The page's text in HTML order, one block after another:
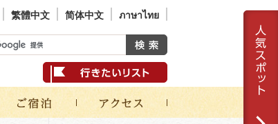
繁體中文 简体中文 ภาษาไทย